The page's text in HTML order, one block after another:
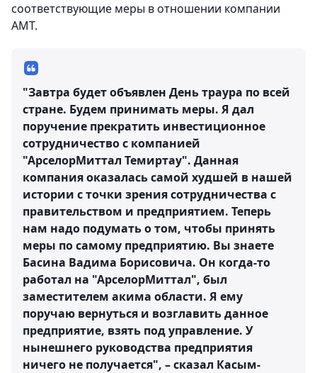
соответствующие меры в отношении компании
АМТ.
"Завтра будет объявлен День траура по всей
стране. Будем принимать меры. Я дал
поручение прекратить инвестиционное
сотрудничество с компанией
"АрселорМиттал Темиртау". Данная
компания оказалась самой худшей в нашей
истории с точки зрения сотрудничества с
правительством и предприятием. Теперь
нам надо подумать о том, чтобы принять
меры по самому предприятию. Вы знаете
Басина Вадима Борисовича. Он когда-то
работал на "АрселорМиттал", был
заместителем акима области. Я ему
поручаю вернуться и возглавить данное
предприятие, взять под управление. У
нынешнего руководства предприятия
ничего не получается", – сказал Касым-